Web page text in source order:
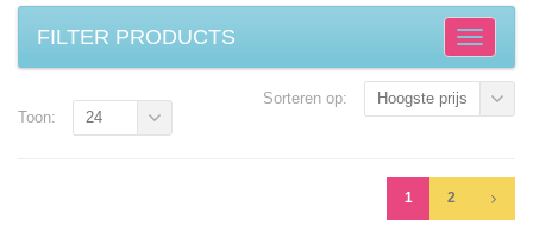
FILTER PRODUCTS
Sorteren op: Hoogste prijs
1 2
Toon: 24